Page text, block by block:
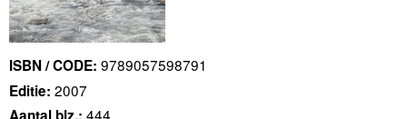
ISBN / CODE: 9789057598791
Editie: 2007
444